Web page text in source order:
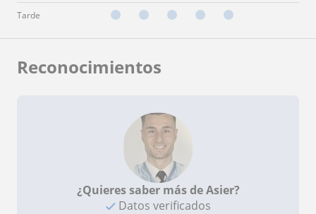
Tarde
Reconocimientos
¿Quieres saber más de Asier?
Datos verificados